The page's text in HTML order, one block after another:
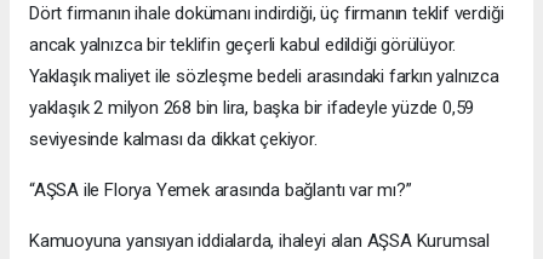
Dört firmanın ihale dokümanı indirdiği, üç firmanın teklif verdiği
ancak yalnızca bir teklifin geçerli kabul edildiği görülüyor.
Yaklaşık maliyet ile sözleşme bedeli arasındaki farkın yalnızca
yaklaşık 2 milyon 268 bin lira, başka bir ifadeyle yüzde 0,59
seviyesinde kalması da dikkat çekiyor.
“AŞSA ile Florya Yemek arasında bağlantı var mı?”
Kamuoyuna yansıyan iddialarda, ihaleyi alan AŞSA Kurumsal